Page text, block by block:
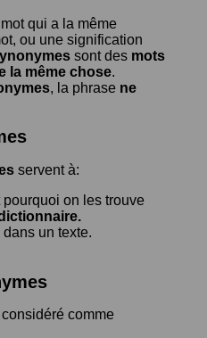
qui a la même
ou une signification
sont des mots
la même chose.
, la phrase ne
servent à:
pourquoi on les trouve
un texte.
comme